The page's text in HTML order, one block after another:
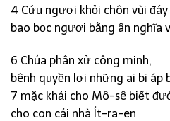
4 Cứu ngươi khỏi chôn vùi
bao bọc ngươi bằng ân nghĩa
6 Chúa phân xử công minh,
bênh quyền lợi những ai bị áp
7 mặc khải cho Mô-sê biết
cho con cái nhà Ít-ra-en